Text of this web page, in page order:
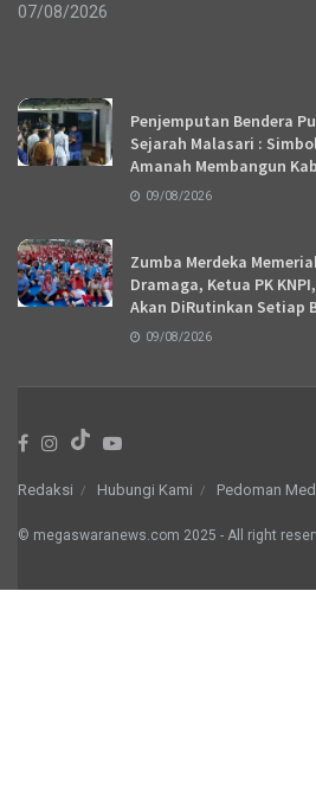
07/08/2026
Penjemputan Bendera
Sejarah Malasari :
Amanah Membangun
09/08/2026
Zumba Merdeka
Dramaga, Ketua PK
Akan DiRutinkan Setiap
09/08/2026
Redaksi Hubungi Kami Pedoman
© megaswaranews.com 2025 - All right